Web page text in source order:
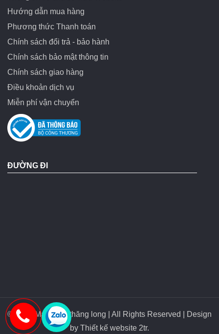
Hướng dẫn mua hàng
Phương thức Thanh toán
Chính sách đổi trả - bảo hành
Chính sách bảo mật thông tin
Chính sách giao hàng
Điều khoản dịch vụ
Miễn phí vận chuyển
ĐƯỜNG ĐI
© 2018 Máy bơm thăng long | All Rights Reserved | Design
by Thiết kế website 2tr.